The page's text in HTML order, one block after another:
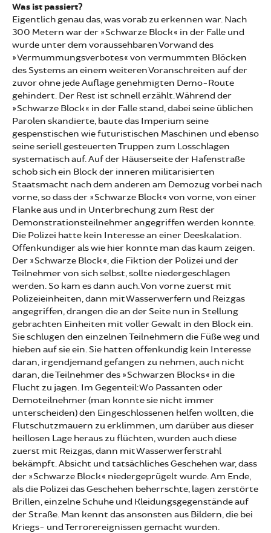
Was ist passiert?
Eigentlich genau das, was vorab zu erkennen war. Nach
300 Metern war der »Schwarze Block« in der Falle und
wurde unter dem voraussehbaren Vorwand des
»Vermummungsverbotes« von vermummten Blöcken
des Systems an einem weiteren Voranschreiten auf der
zuvor ohne jede Auflage genehmigten Demo-Route
gehindert. Der Rest ist schnell erzählt. Während der
»Schwarze Block« in der Falle stand, dabei seine üblichen
Parolen skandierte, baute das Imperium seine
gespenstischen wie futuristischen Maschinen und ebenso
seine seriell gesteuerten Truppen zum Losschlagen
systematisch auf. Auf der Häuserseite der Hafenstraße
schob sich ein Block der inneren militarisierten
Staatsmacht nach dem anderen am Demozug vorbei nach
vorne, so dass der »Schwarze Block« von vorne, von einer
Flanke aus und in Unterbrechung zum Rest der
Demonstrationsteilnehmer angegriffen werden konnte.
Die Polizei hatte kein Interesse an einer Deeskalation.
Offenkundiger als wie hier konnte man das kaum zeigen.
Der »Schwarze Block«, die Fiktion der Polizei und der
Teilnehmer von sich selbst, sollte niedergeschlagen
werden. So kam es dann auch. Von vorne zuerst mit
Polizeieinheiten, dann mit Wasserwerfern und Reizgas
angegriffen, drangen die an der Seite nun in Stellung
gebrachten Einheiten mit voller Gewalt in den Block ein.
Sie schlugen den einzelnen Teilnehmern die Füße weg und
hieben auf sie ein. Sie hatten offenkundig kein Interesse
daran, irgendjemand gefangen zu nehmen, auch nicht
daran, die Teilnehmer des »Schwarzen Blocks« in die
Flucht zu jagen. Im Gegenteil: Wo Passanten oder
Demoteilnehmer (man konnte sie nicht immer
unterscheiden) den Eingeschlossenen helfen wollten, die
Flutschutzmauern zu erklimmen, um darüber aus dieser
heillosen Lage heraus zu flüchten, wurden auch diese
zuerst mit Reizgas, dann mit Wasserwerferstrahl
bekämpft. Absicht und tatsächliches Geschehen war, dass
der »Schwarze Block« niedergeprügelt wurde. Am Ende,
als die Polizei das Geschehen beherrschte, lagen zerstörte
Brillen, einzelne Schuhe und Kleidungsgegenstände auf
der Straße. Man kennt das ansonsten aus Bildern, die bei
Kriegs- und Terrorereignissen gemacht wurden.